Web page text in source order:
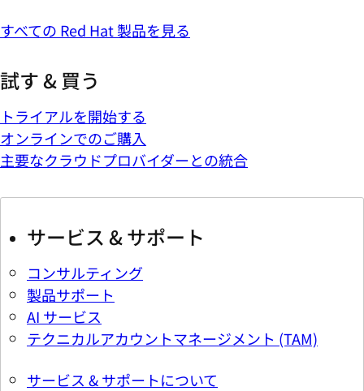
すべての Red Hat 製品を見る
試す & 買う
トライアルを開始する
オンラインでのご購入
主要なクラウドプロバイダーとの統合
サービス & サポート
コンサルティング
製品サポート
AI サービス
テクニカルアカウントマネージメント (TAM)
サービス & サポートについて